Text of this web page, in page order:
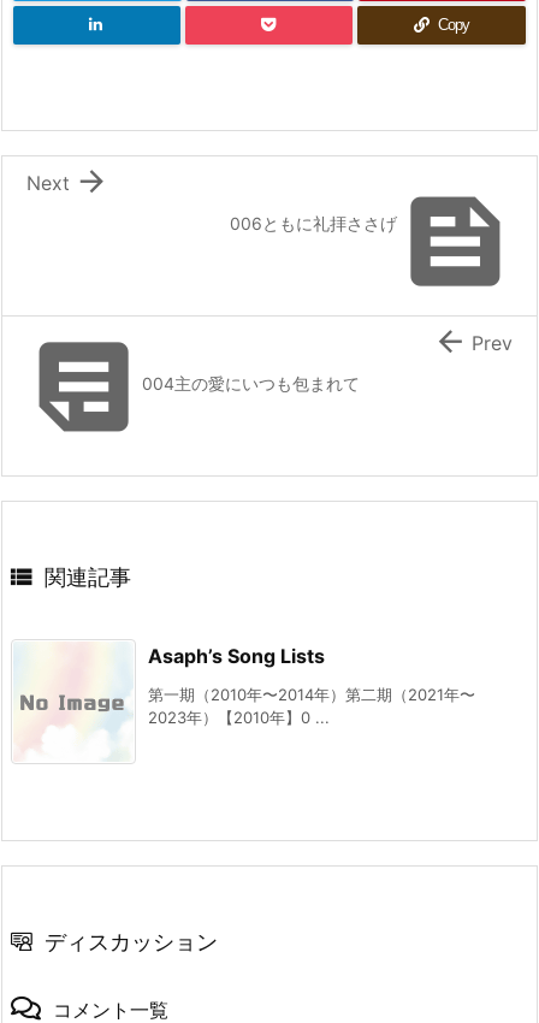
Copy

006ともに礼拝ささげ

Next
004主の愛にいつも包まれて
 Prev
 関連記事
Asaph’s Song Lists
第一期（2010年〜2014年）第二期（2021年〜
2023年）【2010年】0 ...
ディスカッション
コメント一覧